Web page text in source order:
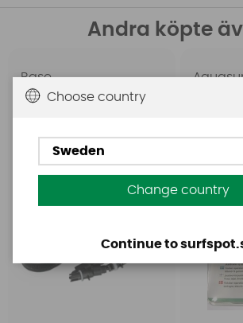
Andra köpte
Base
Base Rechargeable
Choose country
Sweden
Change country
Continue to